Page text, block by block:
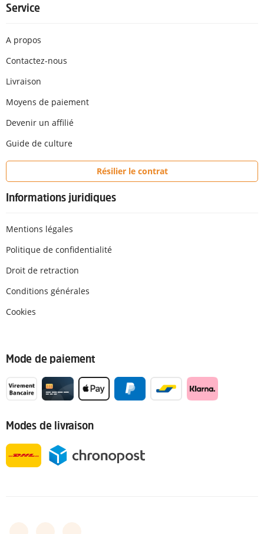
Service
A propos
Contactez-nous
Livraison
Moyens de paiement
Devenir un affilié
Guide de culture
Résilier le contrat
Informations juridiques
Mentions légales
Politique de confidentialité
Droit de retraction
Conditions générales
Cookies
Mode de paiement
Modes de livraison